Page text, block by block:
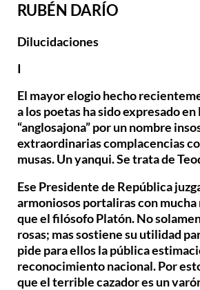
RUBÉN DARÍO
Dilucidaciones
I
El mayor elogio hecho
a los poetas ha sido expresado en
“anglosajona” por un nombre
extraordinarias complacencias
musas. Un yanqui. Se trata de
Ese Presidente de República
armoniosos portaliras con
que el filósofo Platón. No
rosas; mas sostiene su utilidad
pide para ellos la pública
reconocimiento nacional. Por
que el terrible cazador es un